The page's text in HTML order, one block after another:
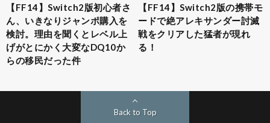
【FF14】Switch2版初心者さ
ん、いきなりジャンポ購入を
検討。理由を聞くとレベル上
げがとにかく大変なDQ10か
らの移民だった件
【FF14】Switch2版の携帯モ
ードで絶アレキサンダー討滅
戦をクリアした猛者が現れ
る！
Back to Top